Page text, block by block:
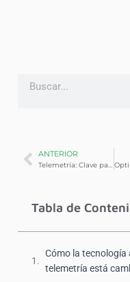
ANTERIOR
Telemetría: Clave para minimizar accidentes viales de flotillas comerciales
Tabla de
Cómo la tecnología
telemetría está